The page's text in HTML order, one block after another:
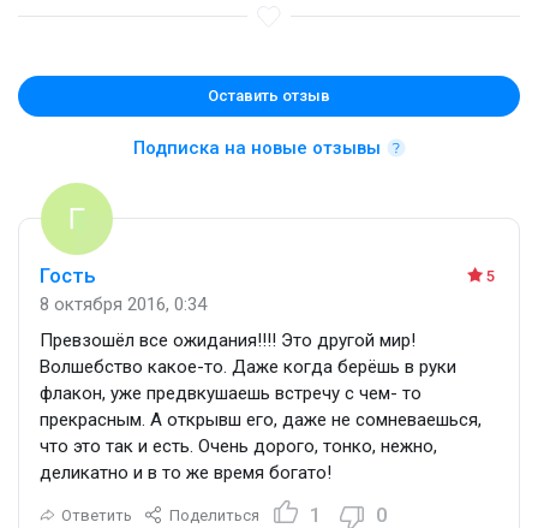
Оставить отзыв
Подписка на новые отзывы
5
Гость
8 октября 2016, 0:34
Превзошёл все ожидания!!!! Это другой мир!
Волшебство какое-то. Даже когда берёшь в руки
флакон, уже предвкушаешь встречу с чем- то
прекрасным. А открывш его, даже не сомневаешься,
что это так и есть. Очень дорого, тонко, нежно,
деликатно и в то же время богато!
Ответить Поделиться 1 0